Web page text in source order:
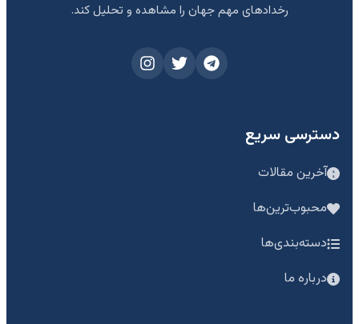
رخدادهای مهم جهان را مشاهده و تحلیل کند.
دسترسی سریع
آخرین مقالات
محبوب‌ترین‌ها
دسته‌بندی‌ها
درباره ما